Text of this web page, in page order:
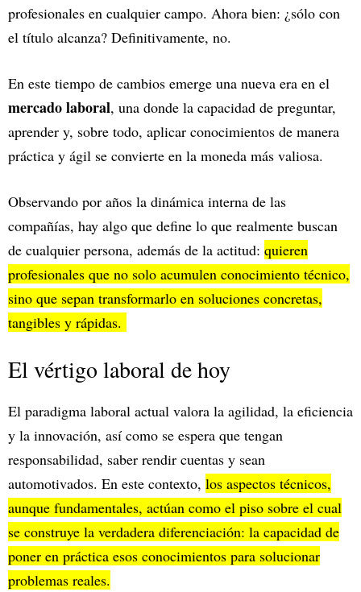
profesionales en cualquier campo. Ahora bien: ¿sólo con
el título alcanza? Definitivamente, no.
En este tiempo de cambios emerge una nueva era en el
mercado laboral, una donde la capacidad de preguntar,
aprender y, sobre todo, aplicar conocimientos de manera
práctica y ágil se convierte en la moneda más valiosa.
Observando por años la dinámica interna de las
compañías, hay algo que define lo que realmente buscan
de cualquier persona, además de la actitud: quieren
profesionales que no solo acumulen conocimiento técnico,
sino que sepan transformarlo en soluciones concretas,
tangibles y rápidas.
El vértigo laboral de hoy
El paradigma laboral actual valora la agilidad, la eficiencia
y la innovación, así como se espera que tengan
responsabilidad, saber rendir cuentas y sean
automotivados. En este contexto, los aspectos técnicos,
aunque fundamentales, actúan como el piso sobre el cual
se construye la verdadera diferenciación: la capacidad de
poner en práctica esos conocimientos para solucionar
problemas reales.